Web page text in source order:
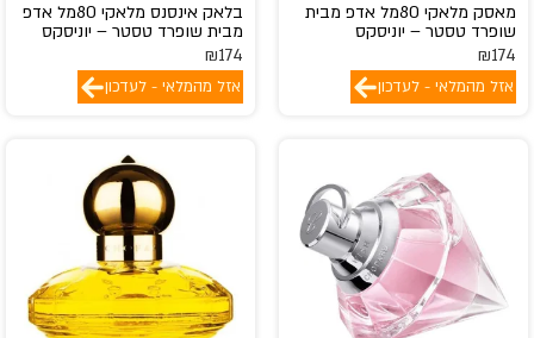
מאסק מלאקי 80מל אדפ מבית
שופרד טסטר – יוניסקס
₪174
אזל מהמלאי - לעדכון
בלאק אינסנס מלאקי 80מל אדפ
מבית שופרד טסטר – יוניסקס
₪174
אזל מהמלאי - לעדכון